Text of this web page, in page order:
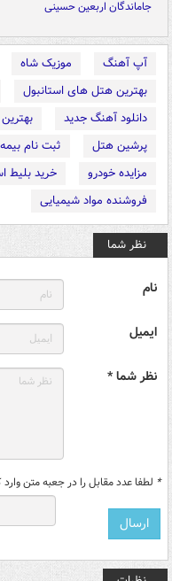
جاماندگان اربعین حسینی
آپ آهنگ موزیک شاه
بهترین هتل های استانبول
دانلود آهنگ جدید
پرشین هتل
ثبت نام
مزایده خودرو
خرید بلیط
فروشنده مواد شیمیایی
نظر شما
نام
ایمیل
نظر شما *
* لطفا عدد مقابل را در جعبه متن وارد